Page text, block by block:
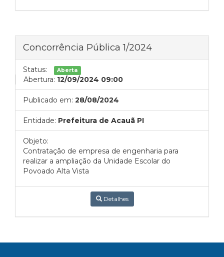
Concorrência Pública 1/2024
Status: Aberta
Abertura: 12/09/2024 09:00
Publicado em: 28/08/2024
Entidade: Prefeitura de Acauã PI
Objeto:
Contratação de empresa de engenharia para
realizar a ampliação da Unidade Escolar do
Povoado Alta Vista
Detalhes